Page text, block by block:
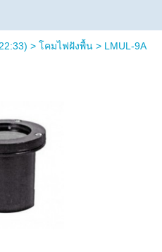
> โคมไฟฝังพื้น> LMUL-9A